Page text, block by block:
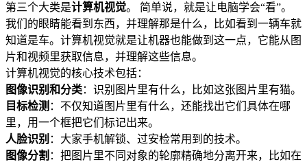
第三个大类是计算机视觉。 简单说，就是让电脑学会“看”。
我们的眼睛能看到东西，并理解那是什么，比如看到一辆车就
知道是车。计算机视觉就是让机器也能做到这一点，它能从图
片和视频里获取信息，并理解这些信息。
计算机视觉的核心技术包括：
图像识别和分类：识别图片里有什么，比如这张图片里有猫。
目标检测 ：不仅知道图片里有什么，还能找出它们具体在哪
里，用一个框把它们标记出来。
人脸识别 ：大家手机解锁、过安检常用到的技术。
图像分割 ：把图片里不同对象的轮廓精确地分离开来，比如在